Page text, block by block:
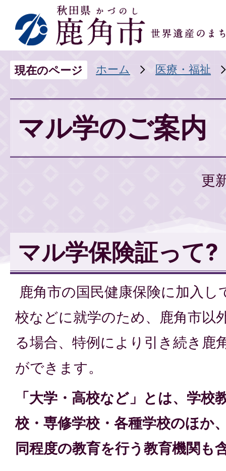
現在のページ ホーム 医療・福祉
マル学のご案内
更
マル学保険証って?
鹿角市の国民健康保険に加入
校などに就学のため、鹿角市以
る場合、特例により引き続き鹿
ができます。
「大学・高校など」とは、学校
校・専修学校・各種学校のほか
同程度の教育を行う教育機関も